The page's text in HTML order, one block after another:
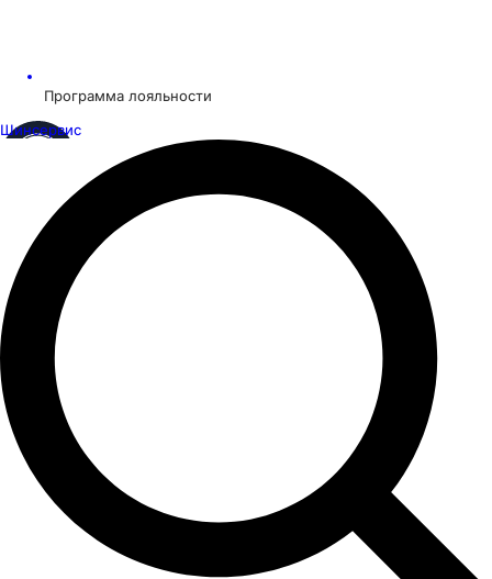
Программа лояльности
Шинсервис